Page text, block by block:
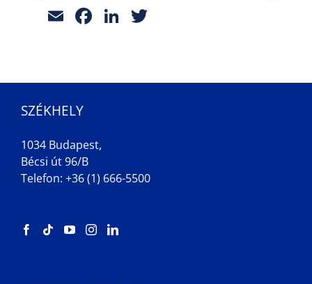
EmailFacebook
LinkedIn
SZÉKHELY
1034 Budapest,
Bécsi út 96/B
Telefon: +36 (1) 666-5500